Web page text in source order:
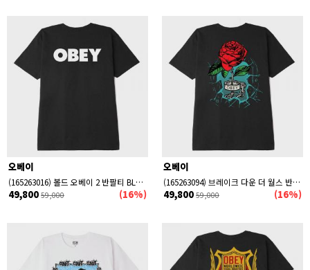
오베이
(165263016) 볼드 오베이 2 반팔티 BLACK
49,800 59,000 (16%)
오베이
(165263094) 브레이크 다운 더 월스 반팔티 BLACK
49,800 59,000 (16%)